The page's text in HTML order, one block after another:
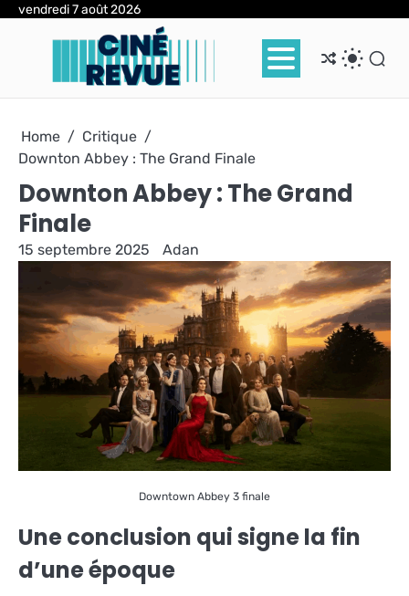
Skipvendredi 7 août 2026
Home
Critique
Downton Abbey : The Grand Finale
Downton Abbey : The Grand
Finale
15 septembre 2025 Adan
Downtown Abbey 3 finale
Une conclusion qui signe la fin
d’une époque